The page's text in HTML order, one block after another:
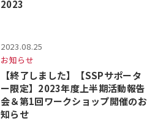
2023
2023.08.25
お知らせ
【終了しました】【SSPサポータ
ー限定】2023年度上半期活動報告
会＆第1回ワークショップ開催のお
知らせ